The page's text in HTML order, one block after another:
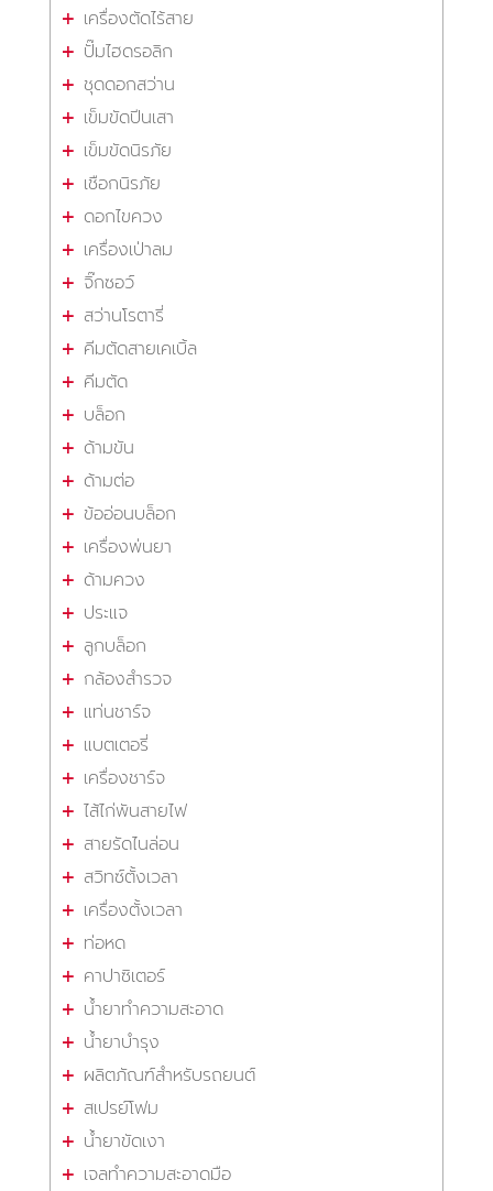
เครื่องตัดไร้สาย
ปั๊มไฮดรอลิก
ชุดดอกสว่าน
เข็มขัดปีนเสา
เข็มขัดนิรภัย
เชือกนิรภัย
ดอกไขควง
เครื่องเป่าลม
จิ๊กซอว์
สว่านโรตารี่
คีมตัดสายเคเบิ้ล
คีมตัด
บล็อก
ด้ามขัน
ด้ามต่อ
ข้ออ่อนบล็อก
เครื่องพ่นยา
ด้ามควง
ประแจ
ลูกบล็อก
กล้องสำรวจ
แท่นชาร์จ
แบตเตอรี่
เครื่องชาร์จ
ไส้ไก่พันสายไฟ
สายรัดไนล่อน
สวิทซ์ตั้งเวลา
เครื่องตั้งเวลา
ท่อหด
คาปาซิเตอร์
น้ำยาทำความสะอาด
น้ำยาบำรุง
ผลิตภัณฑ์สำหรับรถยนต์
สเปรย์โฟม
น้ำยาขัดเงา
เจลทำความสะอาดมือ